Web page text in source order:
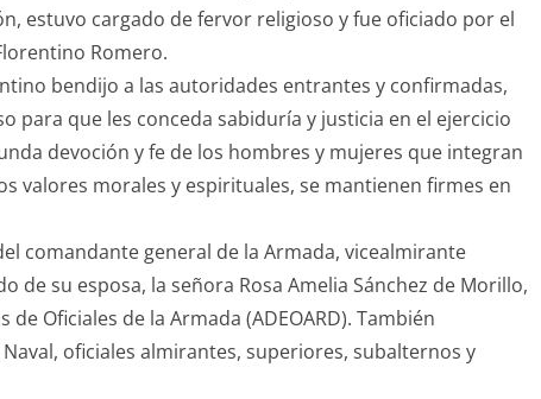
estuvo cargado de fervor religioso y fue oficiado por el
Romero.
bendijo a las autoridades entrantes y confirmadas,
para que les conceda sabiduría y justicia en el ejercicio
devoción y fe de los hombres y mujeres que integran
valores morales y espirituales, se mantienen firmes en
comandante general de la Armada, vicealmirante
de su esposa, la señora Rosa Amelia Sánchez de Morillo,
Oficiales de la Armada (ADEOARD). También
oficiales almirantes, superiores, subalternos y